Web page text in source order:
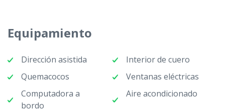
Equipamiento
Dirección asistida
Interior de cuero
Quemacocos
Ventanas eléctricas
Computadora a
bordo
Aire acondicionado